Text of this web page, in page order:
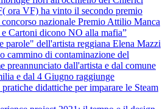
ora VF) ha vinto il secondo premio
nazionale Premio Attilio Manca
Cartoni dicono NO alla mafia”
parole" dell'artista reggiana Elena Mazzi
cammino di contaminazione del
preannunciato dall'artista e dal comune
e dal 4 Giugno raggiunge
didattiche per imparare le Steam